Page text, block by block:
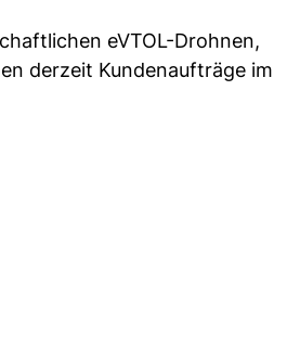
eVTOL-Drohnen,
derzeit Kundenaufträge im